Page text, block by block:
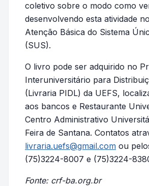
coletivo sobre o modo como
desenvolvendo esta atividade
Atenção Básica do Sistema
(SUS).
O livro pode ser adquirido no
Interuniversitário para
(Livraria PIDL) da UEFS,
aos bancos e Restaurante
Centro Administrativo
Feira de Santana. Contatos
livraria.uefs@gmail.com ou
(75)3224-8007 e (75)3224-
Fonte: crf-ba.org.br